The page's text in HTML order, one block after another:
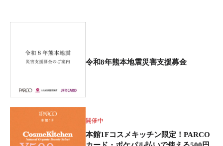
令和8年熊本地震災害支援募金
開催中
本館1Fコスメキッチン限定！PARCO